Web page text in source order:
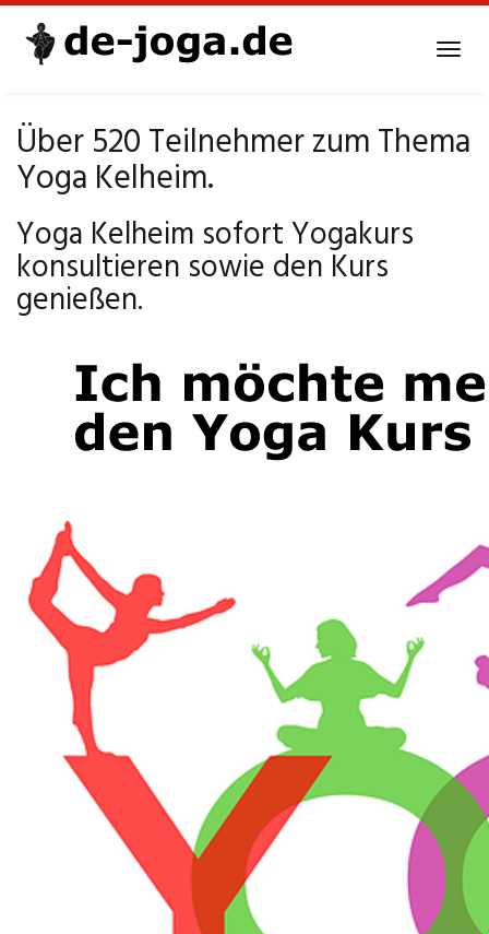
Über 520 Teilnehmer zum Thema
Yoga Kelheim.
Yoga Kelheim sofort Yogakurs
konsultieren sowie den Kurs
genießen.